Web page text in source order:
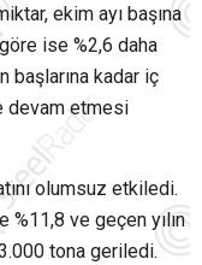
ekim ayı başına
ise %2,6 daha
başlarına kadar iç
devam etmesi
olumsuz etkiledi.
%11,8 ve geçen yılın
tona geriledi.